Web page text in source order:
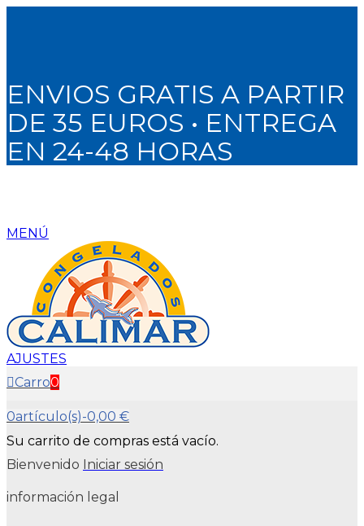
ENVIOS GRATIS A PARTIR
DE 35 EUROS • ENTREGA
EN 24-48 HORAS
MENÚ
AJUSTES
Carro0
0artículo(s)-0,00 €
Su carrito de compras está vacío.
Bienvenido Iniciar sesión
información legal